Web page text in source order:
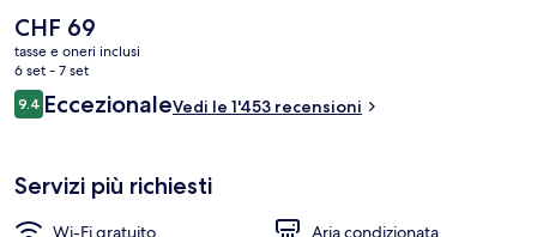
soli 10 minuti a piedi. Gli ospiti apprezzano molto il personale gentile
e il rapporto qualità-prezzo. La struttura è una comoda base per
spostarsi con i mezzi pubblici: Stazione di St Peters Square si trova a
3 min a piedi e Stazione di Mosley Street a 5.
Il
prezzo
attuale
è
CHF 69
CHF 69
tasse e oneri inclusi
6 set - 7 set
Recensioni
9.49.4 su 10
EccezionaleVedi le 1'453 recensioni
Servizi più richiesti
Wi-Fi gratuito
Aria condizionata